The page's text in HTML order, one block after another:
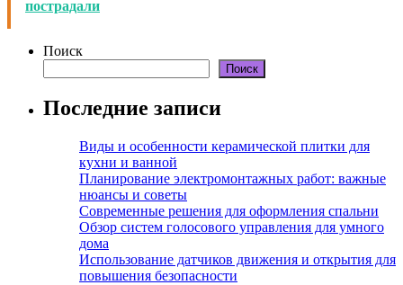
пострадали
Поиск
Поиск
Последние записи
Виды и особенности керамической плитки для
кухни и ванной
Планирование электромонтажных работ: важные
нюансы и советы
Современные решения для оформления спальни
Обзор систем голосового управления для умного
дома
Использование датчиков движения и открытия для
повышения безопасности